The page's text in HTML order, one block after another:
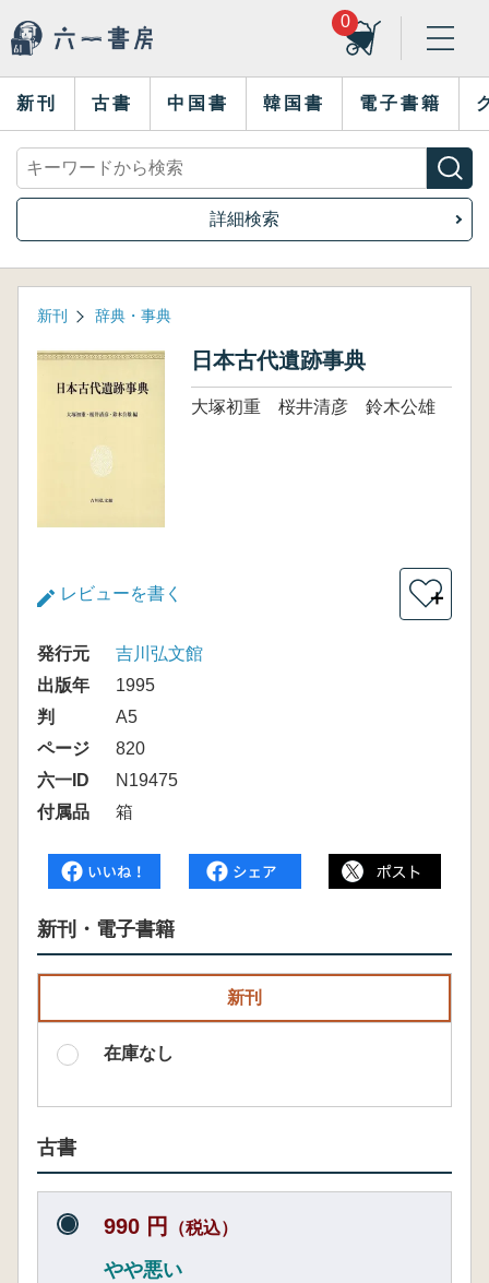
0
新刊 古書 中国書 韓国書 電子書籍
詳細検索
新刊 辞典・事典
日本古代遺跡事典
大塚初重 桜井清彦 鈴木公雄
レビューを書く ＋
発行元
吉川弘文館
出版年
1995
判
A5
ページ
820
六一ID
N19475
付属品
箱
新刊・電子書籍
新刊
在庫なし
古書
990 円 （税込）
やや悪い